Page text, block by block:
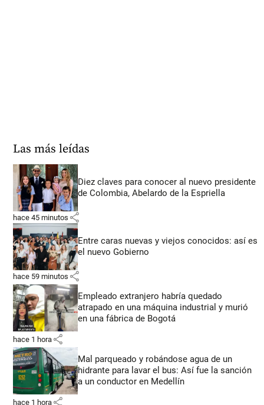
Las más leídas
Diez claves para conocer al nuevo presidente
de Colombia, Abelardo de la Espriella
hace 45 minutos share
Entre caras nuevas y viejos conocidos: así es
el nuevo Gobierno
hace 59 minutos share
Empleado extranjero habría quedado
atrapado en una máquina industrial y murió
en una fábrica de Bogotá
hace 1 hora share
Mal parqueado y robándose agua de un
hidrante para lavar el bus: Así fue la sanción
a un conductor en Medellín
hace 1 hora share